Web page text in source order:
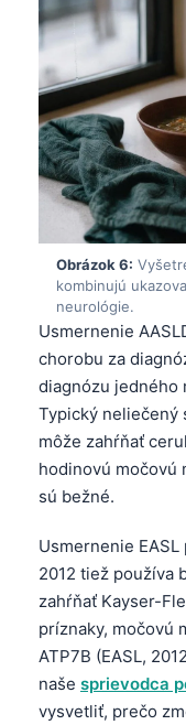
Obrázok 6:
kombinujú
neurológie.
Usmernenie
chorobu za
diagnózu jedného
Typický neliečený
môže zahŕňať
hodinovú močovú
sú bežné.
Usmernenie
2012 tiež používa
zahŕňať Kayser-
príznaky, močovú
ATP7B (EASL,
naše sprievodca
vysvetliť, prečo
Afrikaans
Монгол
ພາສາລາວ
Basa Jawa
Кыргызча
Татар теле
Беларуская
Esperanto
Frysk
Ślōnskŏ gŏdka
Norsk